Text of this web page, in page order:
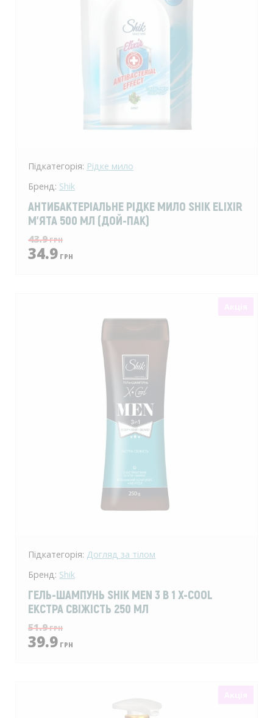
Підкатегорія: Рідке мило
Бренд: Shik
АНТИБАКТЕРІАЛЬНЕ РІДКЕ МИЛО SHIK ELIXIR
М'ЯТА 500 МЛ (ДОЙ-ПАК)
43.9ГРН
34.9 ГРН
Підкатегорія: Догляд за тілом
Бренд: Shik
ГЕЛЬ-ШАМПУНЬ SHIK MEN 3 В 1 X-СOOL
ЕКСТРА СВІЖІСТЬ 250 МЛ
51.9ГРН
39.9 ГРН